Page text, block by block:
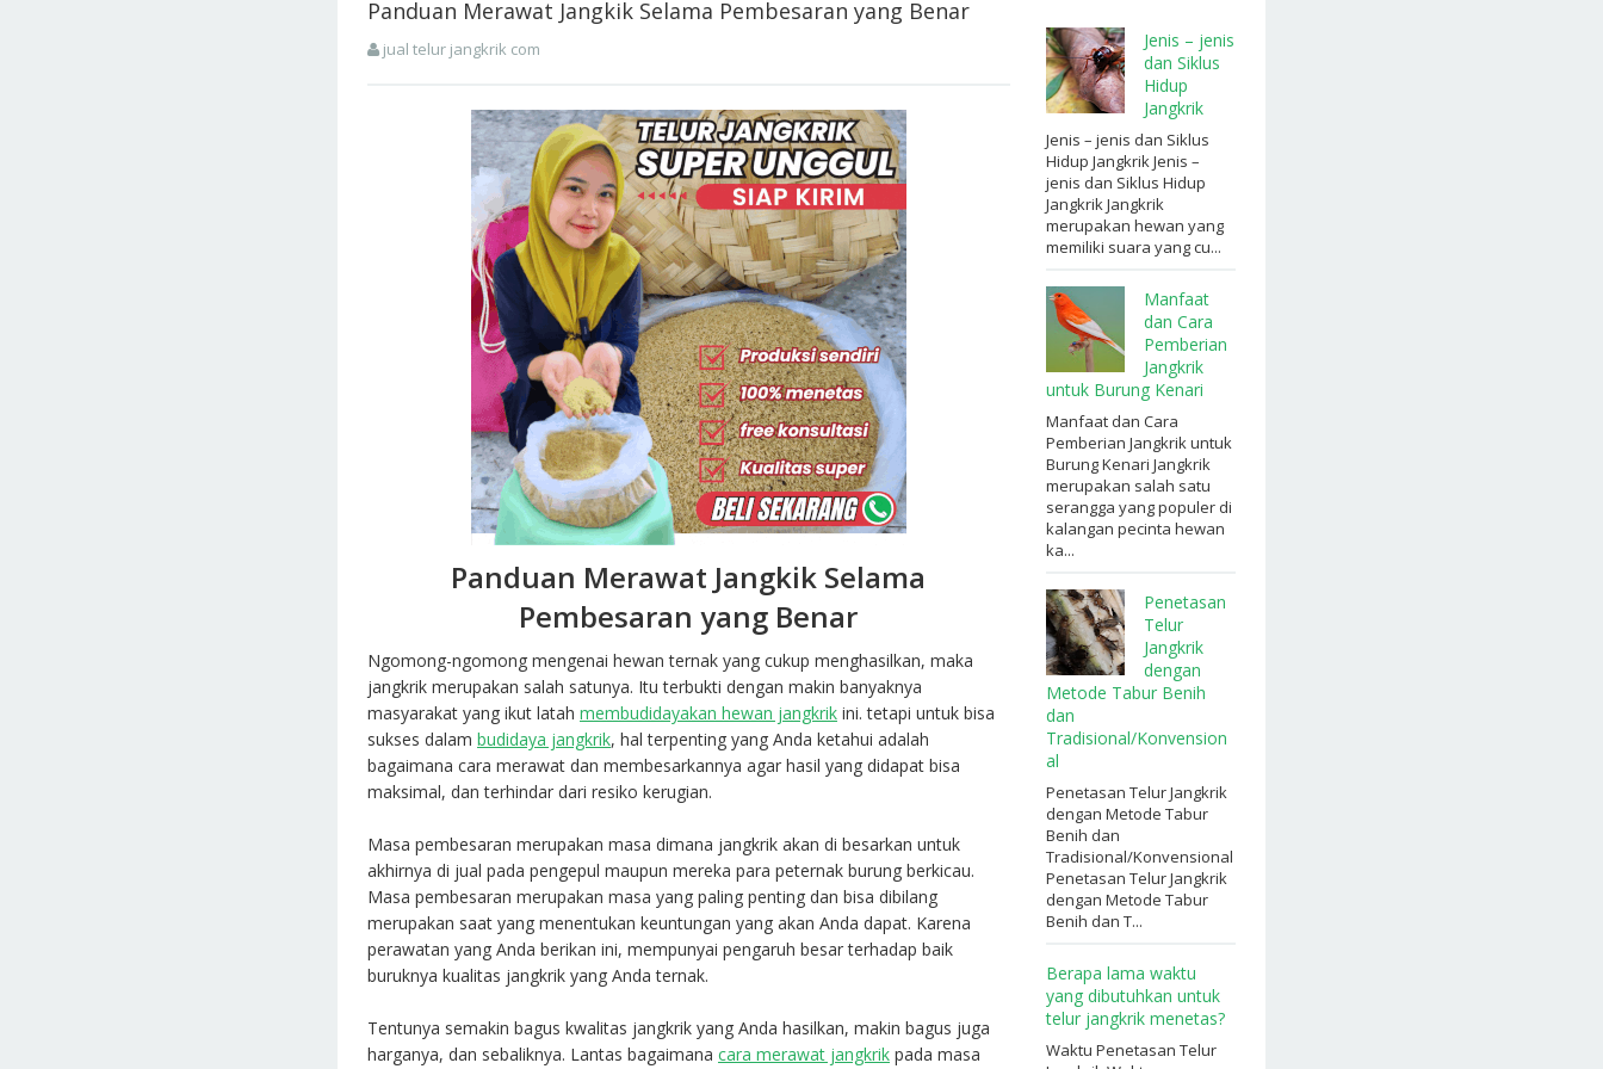
Panduan Merawat Jangkik Selama Pembesaran yang Benar
jual telur jangkrik com
Panduan Merawat Jangkik Selama
Pembesaran yang Benar
Ngomong-ngomong mengenai hewan ternak yang cukup menghasilkan, maka
jangkrik merupakan salah satunya. Itu terbukti dengan makin banyaknya
masyarakat yang ikut latah membudidayakan hewan jangkrik ini. tetapi untuk bisa
sukses dalam budidaya jangkrik, hal terpenting yang Anda ketahui adalah
bagaimana cara merawat dan membesarkannya agar hasil yang didapat bisa
maksimal, dan terhindar dari resiko kerugian.
Masa pembesaran merupakan masa dimana jangkrik akan di besarkan untuk
akhirnya di jual pada pengepul maupun mereka para peternak burung berkicau.
Masa pembesaran merupakan masa yang paling penting dan bisa dibilang
merupakan saat yang menentukan keuntungan yang akan Anda dapat. Karena
perawatan yang Anda berikan ini, mempunyai pengaruh besar terhadap baik
buruknya kualitas jangkrik yang Anda ternak.
Tentunya semakin bagus kwalitas jangkrik yang Anda hasilkan, makin bagus juga
harganya, dan sebaliknya. Lantas bagaimana cara merawat jangkrik pada masa
Jenis – jenis
dan Siklus
Hidup
Jangkrik
Jenis – jenis dan Siklus
Hidup Jangkrik Jenis –
jenis dan Siklus Hidup
Jangkrik Jangkrik
merupakan hewan yang
memiliki suara yang cu...
Manfaat
dan Cara
Pemberian
Jangkrik
untuk Burung Kenari
Manfaat dan Cara
Pemberian Jangkrik untuk
Burung Kenari Jangkrik
merupakan salah satu
serangga yang populer di
kalangan pecinta hewan
ka...
Penetasan
Telur
Jangkrik
dengan
Metode Tabur Benih
dan
Tradisional/Konvension
al
Penetasan Telur Jangkrik
dengan Metode Tabur
Benih dan
Tradisional/Konvensional
Penetasan Telur Jangkrik
dengan Metode Tabur
Benih dan T...
Berapa lama waktu
yang dibutuhkan untuk
telur jangkrik menetas?
Waktu Penetasan Telur